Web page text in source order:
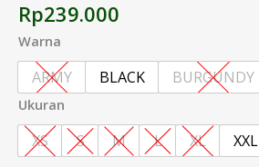
Rp239.000
Warna
ARMY BLACK BURGUNDY
Ukuran
XS S M L XL XXL